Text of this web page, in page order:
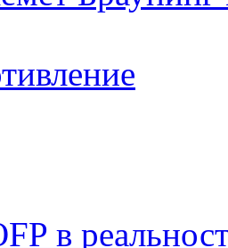
в